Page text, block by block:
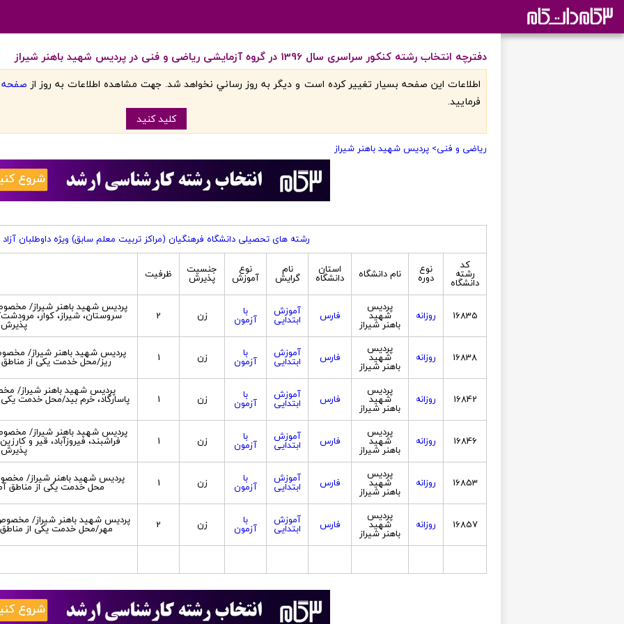
دفترچه انتخاب رشته کنکور سراسری سال 1396 در گروه آزمایشی ریاضی و فنی در پردیس شهید باهنر شیراز
اطلاعات اين صفحه بسيار تغيير کرده است و ديگر به روز رساني نخواهد شد. جهت مشاهده اطلاعات به روز از صفحه
فرماييد.
کليد کنيد
ریاضی و فنی> پردیس شهید باهنر شیراز
رشته های تحصیلی دانشگاه فرهنگیان (مراکز تربیت معلم سابق) ویژه داوطلبان آزاد
کد
رشته
دانشگاه
نوع
دوره نام دانشگاه استان
دانشگاه
نام
گرایش
نوع
آموزش
جنسیت
پذیرش ظرفیت
16835 روزانه
پردیس
شهید
باهنر شیراز
فارس آموزش
ابتدایی
با
آزمون زن 2
پردیس شهید باهنر شیراز/
سروستان، شیراز، کوار،
پذیرش
16838 روزانه
پردیس
شهید
باهنر شیراز
فارس آموزش
ابتدایی
با
آزمون زن 1 پردیس شهید باهنر شیراز/
ریز/محل خدمت یکی از
16842 روزانه
پردیس
شهید
باهنر شیراز
فارس آموزش
ابتدایی
با
آزمون زن 1
پردیس شهید باهنر شیراز/
پاسارگاد، خرم بید/محل خدمت یکی
16846 روزانه
پردیس
شهید
باهنر شیراز
فارس آموزش
ابتدایی
با
آزمون زن 1
پردیس شهید باهنر شیراز/
فراشبند، فیروزآباد، قیر و
پذیرش
16853 روزانه
پردیس
شهید
باهنر شیراز
فارس آموزش
ابتدایی
با
آزمون زن 1 پردیس شهید باهنر شیراز/
محل خدمت یکی از مناطق
16857 روزانه
پردیس
شهید
باهنر شیراز
فارس آموزش
ابتدایی
با
آزمون زن 2 پردیس شهید باهنر شیراز/ مخصوص
مهر/محل خدمت یکی از